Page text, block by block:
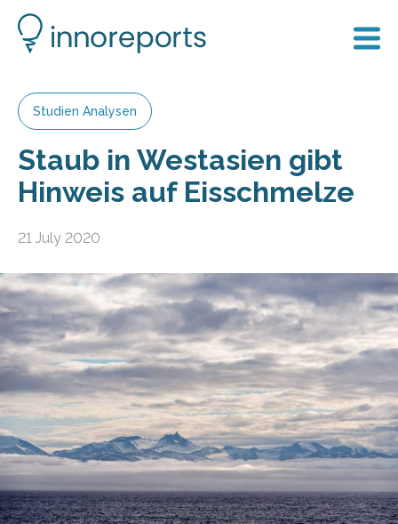
Studien Analysen
Staub in Westasien gibt
Hinweis auf Eisschmelze
21 July 2020